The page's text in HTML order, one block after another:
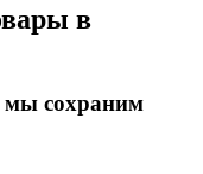
в
мы сохраним